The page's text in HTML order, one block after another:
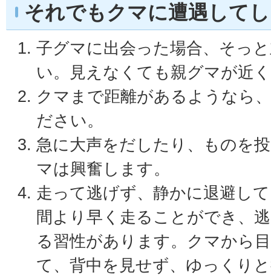
それでもクマに遭遇して
子グマに出会った場合、そっ
い。見えなくても親グマが近
クマまで距離があるようなら
ださい。
急に大声をだしたり、ものを
マは興奮します。
走って逃げず、静かに退避し
間より早く走ることができ、
る習性があります。クマから
て、背中を見せず、ゆっくり